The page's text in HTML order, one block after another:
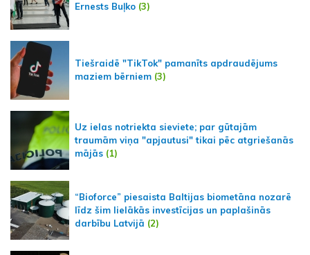
Ernests Buļko (3)
Tiešraidē "TikTok" pamanīts apdraudējums
maziem bērniem (3)
Uz ielas notriekta sieviete; par gūtajām
traumām viņa "apjautusi" tikai pēc atgriešanās
mājās (1)
“Bioforce” piesaista Baltijas biometāna nozarē
līdz šim lielākās investīcijas un paplašinās
darbību Latvijā (2)